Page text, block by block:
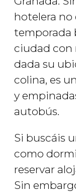
hotelera no
temporada
ciudad con
dada su
colina, es
y
autobús.
Si buscáis
como
reservar
Sin